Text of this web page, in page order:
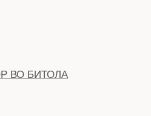
ВО БИТОЛА
Надзорен одбор кои
ЈКП Водовод